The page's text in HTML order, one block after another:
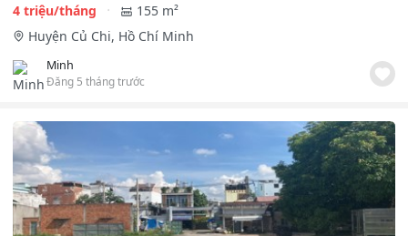
4 triệu/tháng
155 m²
Huyện Củ Chi, Hồ Chí Minh
Minh
Đăng 5 tháng trước